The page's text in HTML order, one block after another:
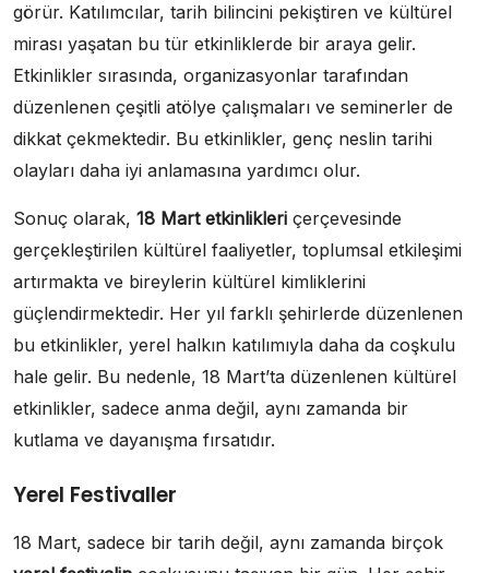
görür. Katılımcılar, tarih bilincini pekiştiren ve kültürel
mirası yaşatan bu tür etkinliklerde bir araya gelir.
Etkinlikler sırasında, organizasyonlar tarafından
düzenlenen çeşitli atölye çalışmaları ve seminerler de
dikkat çekmektedir. Bu etkinlikler, genç neslin tarihi
olayları daha iyi anlamasına yardımcı olur.
Sonuç olarak, 18 Mart etkinlikleri çerçevesinde
gerçekleştirilen kültürel faaliyetler, toplumsal etkileşimi
artırmakta ve bireylerin kültürel kimliklerini
güçlendirmektedir. Her yıl farklı şehirlerde düzenlenen
bu etkinlikler, yerel halkın katılımıyla daha da coşkulu
hale gelir. Bu nedenle, 18 Mart’ta düzenlenen kültürel
etkinlikler, sadece anma değil, aynı zamanda bir
kutlama ve dayanışma fırsatıdır.
Yerel Festivaller
18 Mart, sadece bir tarih değil, aynı zamanda birçok